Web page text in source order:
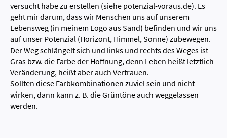
versucht habe zu erstellen (siehe potenzial-voraus.de). Es
geht mir darum, dass wir Menschen uns auf unserem
Lebensweg (in meinem Logo aus Sand) befinden und wir uns
auf unser Potenzial (Horizont, Himmel, Sonne) zubewegen.
Der Weg schlängelt sich und links und rechts des Weges ist
Gras bzw. die Farbe der Hoffnung, denn Leben heißt letztlich
Veränderung, heißt aber auch Vertrauen.
Sollten diese Farbkombinationen zuviel sein und nicht
wirken, dann kann z. B. die Grüntöne auch weggelassen
werden.